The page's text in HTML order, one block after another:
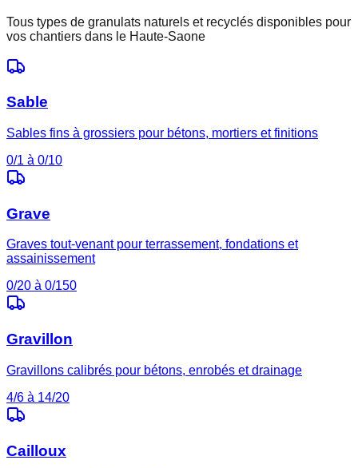
Tous types de granulats naturels et recyclés disponibles pour
vos chantiers dans le Haute-Saone
Sable
Sables fins à grossiers pour bétons, mortiers et finitions
0/1 à 0/10
Grave
Graves tout-venant pour terrassement, fondations et
assainissement
0/20 à 0/150
Gravillon
Gravillons calibrés pour bétons, enrobés et drainage
4/6 à 14/20
Cailloux